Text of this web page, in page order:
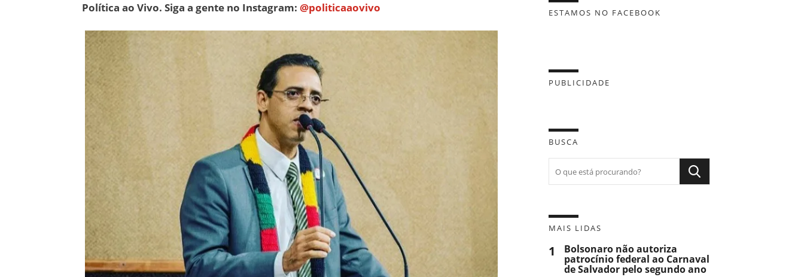
Política ao Vivo. Siga a gente no Instagram: @politicaaovivo ESTAMOS NO FACEBOOK
PUBLICIDADE
BUSCA
MAIS LIDAS
1 Bolsonaro não autoriza
patrocínio federal ao Carnaval
de Salvador pelo segundo ano